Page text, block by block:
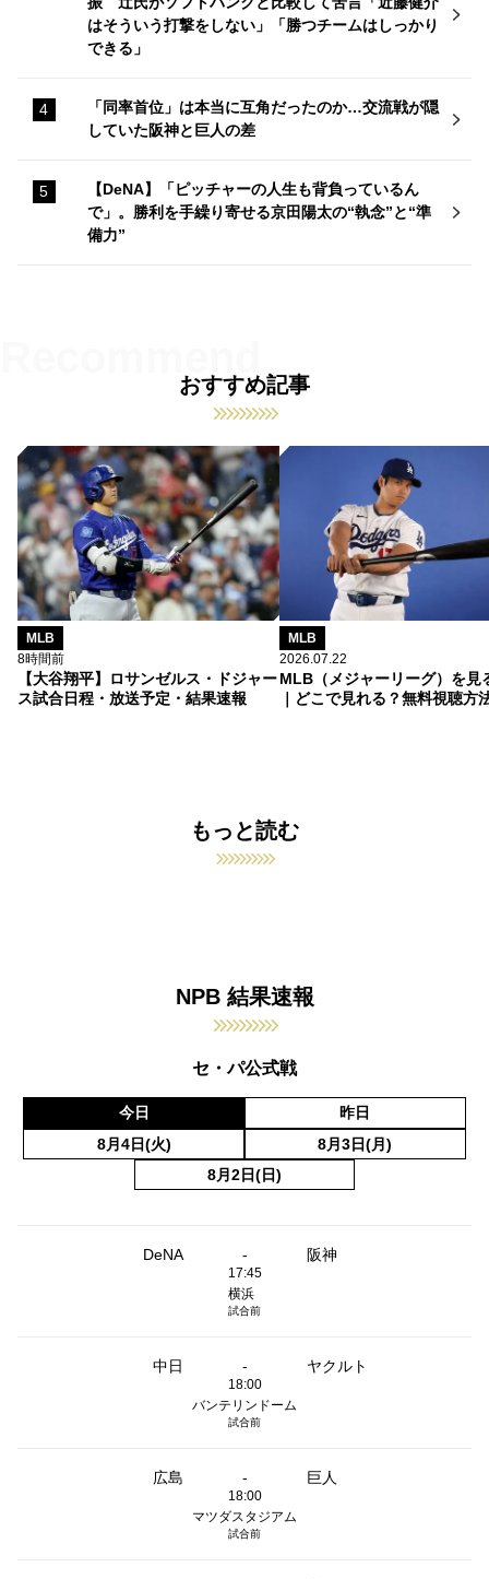
はそういう打撃をしない」「勝つチームはしっかり
できる」
「同率首位」は本当に互角だったのか…交流戦が隠
していた阪神と巨人の差
【DeNA】「ピッチャーの人生も背負っているん
で」。勝利を手繰り寄せる京田陽太の“執念”と“準
備力”
おすすめ記事
MLB
8時間前
【大谷翔平】ロサンゼルス・ドジャー
ス試合日程・放送予定・結果速報
MLB
2026.07.22
MLB（メジャーリーグ）を見
｜どこで見れる？無料視聴方
もっと読む
NPB 結果速報
セ・パ公式戦
今日
昨日
8月4日(火)
8月3日(月)
8月2日(日)
DeNA - 阪神
17:45
横浜
試合前
中日 - ヤクルト
18:00
バンテリンドーム
試合前
広島 - 巨人
18:00
マツダスタジアム
試合前